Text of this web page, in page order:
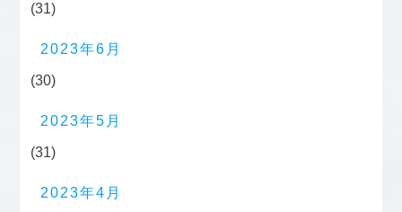
(31)
2023年6月
(30)
2023年5月
(31)
2023年4月